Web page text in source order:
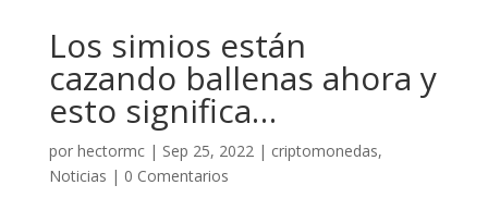
Los simios están
cazando ballenas ahora y
esto significa…
por hectormc| Sep 25, 2022| criptomonedas,
Noticias | 0 Comentarios